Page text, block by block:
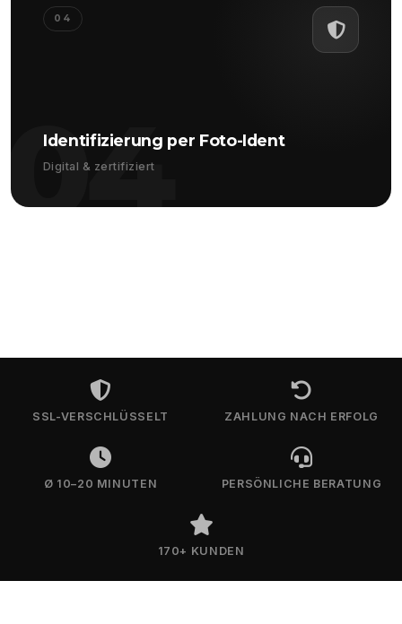
04
04
Identifizierung per Foto-Ident
Digital & zertifiziert
SSL-VERSCHLÜSSELT ZAHLUNG NACH ERFOLG
Ø 10–20 MINUTEN PERSÖNLICHE BERATUNG
170+ KUNDEN